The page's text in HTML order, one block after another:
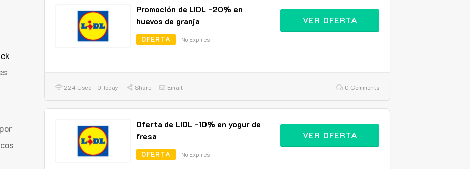
Promoción de LIDL -20% en
huevos de granja
OFERTA No Expires
VER OFERTA
224 Used - 0 Today Share Email 0 Comments
Oferta de LIDL -10% en yogur de
fresa
OFERTA No Expires
VER OFERTA